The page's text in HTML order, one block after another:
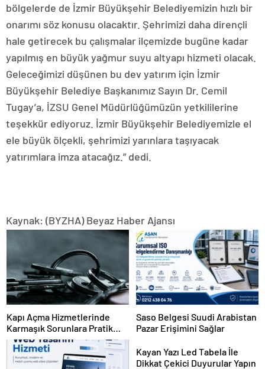
bölgelerde de İzmir Büyükşehir Belediyemizin hızlı bir
onarımı söz konusu olacaktır. Şehrimizi daha dirençli
hale getirecek bu çalışmalar ilçemizde bugüne kadar
yapılmış en büyük yağmur suyu altyapı hizmeti olacak.
Geleceğimizi düşünen bu dev yatırım için İzmir
Büyükşehir Belediye Başkanımız Sayın Dr. Cemil
Tugay’a, İZSU Genel Müdürlüğümüzün yetkililerine
teşekkür ediyoruz. İzmir Büyükşehir Belediyemizle el
ele büyük ölçekli, şehrimizi yarınlara taşıyacak
yatırımlara imza atacağız.” dedi.
Kaynak: (BYZHA) Beyaz Haber Ajansı
Kapı Açma Hizmetlerinde
Karmaşık Sorunlara Pratik
Çözümler
Saso Belgesi Suudi Arabistan
Pazar Erişimini Sağlar
Kayan Yazı Led Tabela İle
Dikkat Çekici Duyurular Yapın